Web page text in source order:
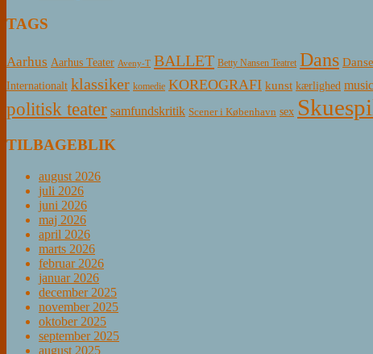
TAGS
Aarhus Aarhus Teater Aveny-T BALLET Betty Nansen Teatret Dans
Internationalt klassiker komedie KOREOGRAFI kunst kærlighed
politisk teater samfundskritik Scener i København sex
TILBAGEBLIK
august 2026
juli 2026
juni 2026
maj 2026
april 2026
marts 2026
februar 2026
januar 2026
december 2025
november 2025
oktober 2025
september 2025
august 2025